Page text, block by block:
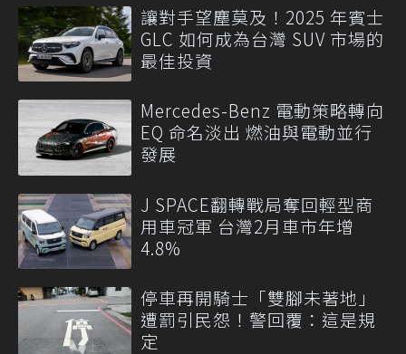
讓對手望塵莫及！2025 年賓士
GLC 如何成為台灣 SUV 市場的
最佳投資
Mercedes-Benz 電動策略轉向
EQ 命名淡出 燃油與電動並行
發展
J SPACE翻轉戰局奪回輕型商
用車冠軍 台灣2月車市年增
4.8%
停車再開騎士「雙腳未著地」
遭罰引民怨！警回覆：這是規
定